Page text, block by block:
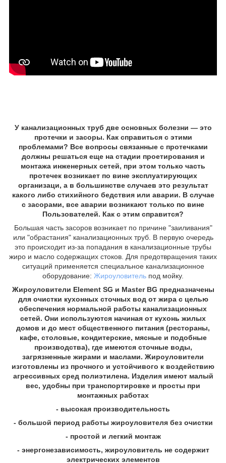
У канализационных труб две основных болезни ― это
протечки и засоры. Как справиться с этими
проблемами? Все вопросы связанные с протечками
должны решаться еще на стадии проетирования и
монтажа инженерных сетей, при этом только часть
протечек возникает по вине эксплуатирующих
организаци, а в большинстве случаев это результат
какого либо стихийного бедствия или аварии. В случае
с засорами, все аварии возникают только по вине
Пользователей. Как с этим справится?
Большая часть засоров возникает по причине "заиливания"
или "обрастания" канализационных труб. В первую очередь
это происходит из-за попадания в канализационные трубы
жиро и масло содержащих стоков. Для предотвращения таких
ситуаций применяется специальное канализационное
оборудование: Жироуловитель под мойку.
Жироуловители Element SG и Master BG предназначены
для очистки кухонных сточных вод от жира с целью
обеспечения нормальной работы канализационных
сетей. Они используются начиная от кухонь жилых
домов и до мест общественного питания (рестораны,
кафе, столовые, кондитерские, мясные и подобные
производства), где имеются сточные воды,
загрязненные жирами и маслами. Жироуловители
изготовлены из прочного и устойчивого к воздействию
агрессивных сред полиэтилена. Изделия имеют малый
вес, удобны при транспортировке и просты при
монтажных работах
- высокая производительность
- большой период работы жироуловителя без очистки
- простой и легкий монтаж
- энергонезависимость, жироуловитель не содержит
электрических элементов